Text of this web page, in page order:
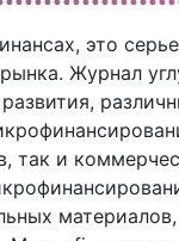
это
Журнал
так и